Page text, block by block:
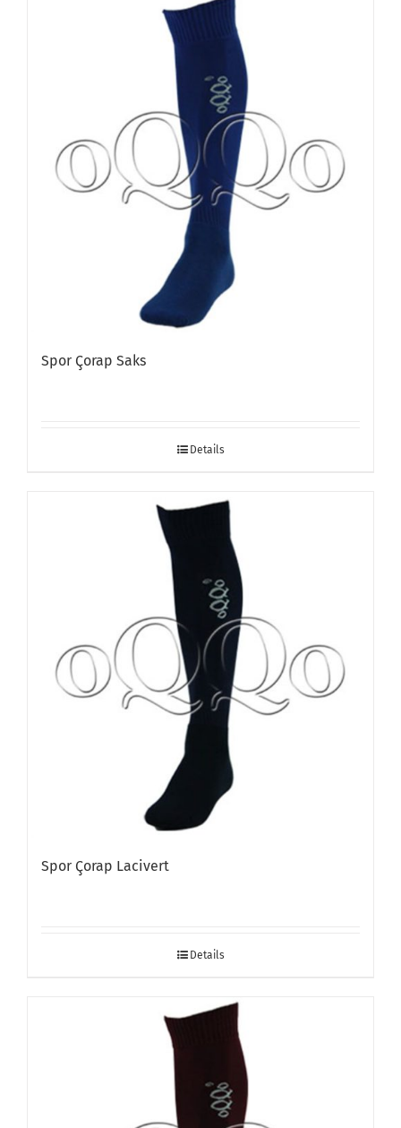
Spor Çorap Saks
Details
Spor Çorap Lacivert
Details